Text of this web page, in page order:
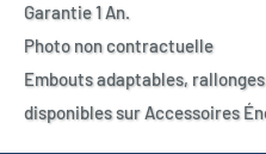
Garantie 1 An.
Photo non contractuelle
Embouts adaptables,
disponibles sur Accessoires